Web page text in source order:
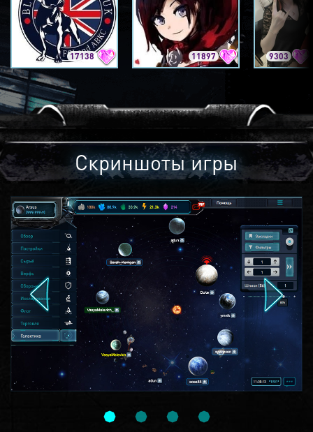
17138 11897 9303
Скриншоты игры